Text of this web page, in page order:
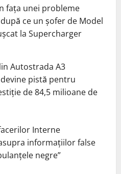
fața unei probleme
ce un șofer de Model
la Supercharger
Autostrada A3
pistă pentru
de 84,5 milioane de
Interne
informațiilor false
negre”